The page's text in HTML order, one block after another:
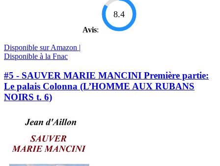
Avis:
8.4
Disponible sur Amazon |
Disponible à la Fnac
#5 - SAUVER MARIE MANCINI Première partie:
Le palais Colonna (L’HOMME AUX RUBANS
NOIRS t. 6)